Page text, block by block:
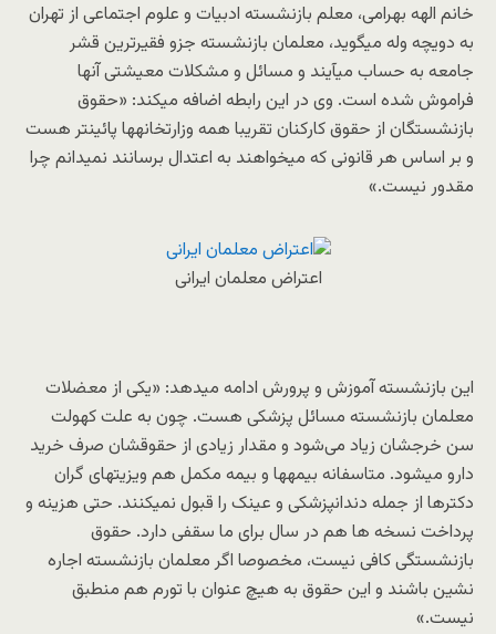
خانم الهه بهرامی، معلم بازنشسته ادبیات و علوم اجتماعی از تهران
به دویچه وله میگوید، معلمان بازنشسته جزو فقیرترین قشر
جامعه به حساب میآیند و مسائل و مشکلات معیشتی آنها
فراموش شده است. وی در این رابطه اضافه میکند: «حقوق
بازنشستگان از حقوق کارکنان تقریبا همه وزارتخانهها پائینتر هست
و بر اساس هر قانونی که میخواهند به اعتدال برسانند نمیدانم چرا
مقدور نیست.»
اعتراض معلمان ایرانی
این بازنشسته آموزش و پرورش ادامه میدهد: «یکی از معضلات
معلمان بازنشسته مسائل پزشکی هست. چون به علت کهولت
سن خرجشان زیاد می‌شود و مقدار زیادی از حقوقشان صرف خرید
دارو میشود. متاسفانه بیمهها و بیمه مکمل هم ویزیتهای گران
دکترها از جمله دندانپزشکی و عینک را قبول نمیکنند. حتی هزینه و
پرداخت نسخه ها هم در سال برای ما سقفی دارد. حقوق
بازنشستگی کافی نیست، مخصوصا اگر معلمان بازنشسته اجاره
نشین باشند و این حقوق به هیچ عنوان با تورم هم منطبق
نیست.»